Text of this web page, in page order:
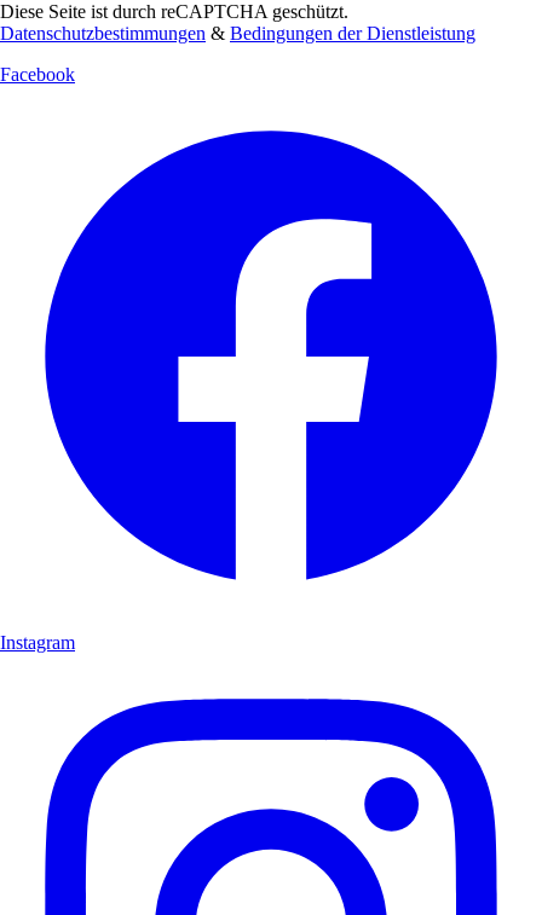
Diese Seite ist durch reCAPTCHA geschützt.
Datenschutzbestimmungen & Bedingungen der Dienstleistung
Facebook
Instagram